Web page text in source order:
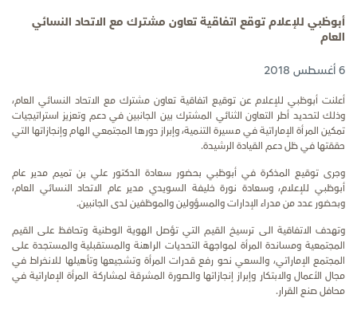
أبوظبي للإعلام توقع اتفاقية تعاون مشترك مع الاتحاد النسائي
العام
6 أغسطس 2018
أعلنت أبوظبي للإعلام عن توقيع اتفاقية تعاون مشترك مع الاتحاد النسائي العام،
وذلك لتحديد أطر التعاون الثنائي المشترك بين الجانبين في دعم وتعزيز استراتيجيات
تمكين المرأة الإماراتية في مسيرة التنمية، وإبراز دورها المجتمعي الهام وإنجازاتها التي
حققتها في ظل دعم القيادة الرشيدة.
وجرى توقيع المذكرة في أبوظبي بحضور سعادة الدكتور علي بن تميم مدير عام
أبوظبي للإعلام، وسعادة نورة خليفة السويدي مدير عام الاتحاد النسائي العام،
وبحضور عدد من مدراء الإدارات والمسؤولين والموظفين لدى الجانبين.
وتهدف الاتفاقية الى ترسيخ القيم التي تؤصل الهوية الوطنية وتحافظ على القيم
المجتمعية ومساندة المرأة لمواجهة التحديات الراهنة والمستقبلية والمستجدة على
المجتمع الإماراتي، والسعي نحو رفع قدرات المرأة وتشجيعها وتأهيلها للانخراط في
مجال الأعمال والابتكار وإبراز إنجازاتها والصورة المشرقة لمشاركة المرأة الإماراتية في
محافل صنع القرار.